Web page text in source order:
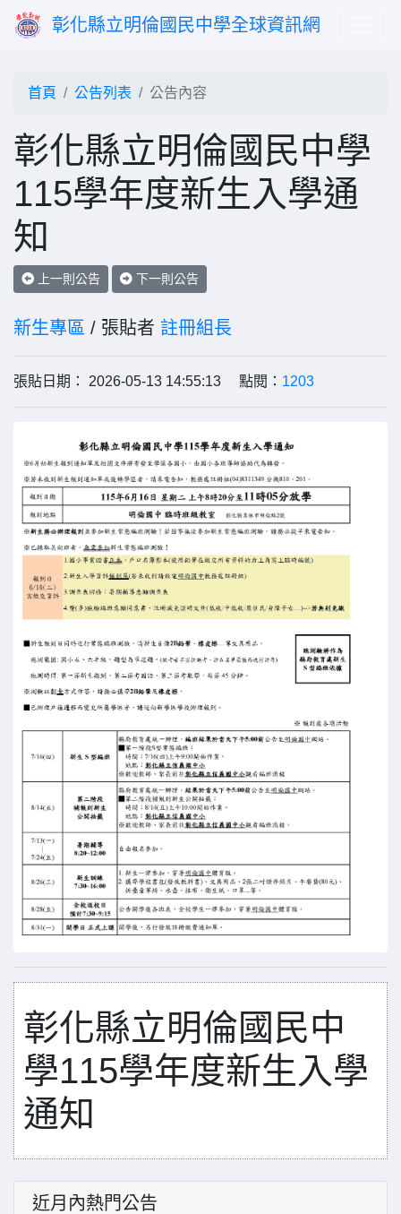
彰化縣立明倫國民中學全球資訊網
首頁 公告列表 公告內容
彰化縣立明倫國民中學
115學年度新生入學通
知
上一則公告 下一則公告
新生專區 / 張貼者 註冊組長
張貼日期： 2026-05-13 14:55:13 點閱： 1203
彰化縣立明倫國民中
學115學年度新生入學
通知
近月內熱門公告